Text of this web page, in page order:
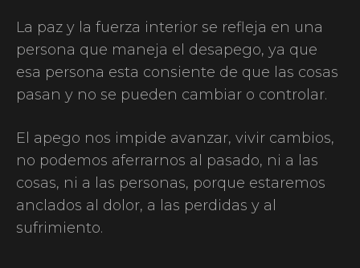
La paz y la fuerza interior se refleja en una
persona que maneja el desapego, ya que
esa persona esta consiente de que las cosas
pasan y no se pueden cambiar o controlar.
El apego nos impide avanzar, vivir cambios,
no podemos aferrarnos al pasado, ni a las
cosas, ni a las personas, porque estaremos
anclados al dolor, a las perdidas y al
sufrimiento.